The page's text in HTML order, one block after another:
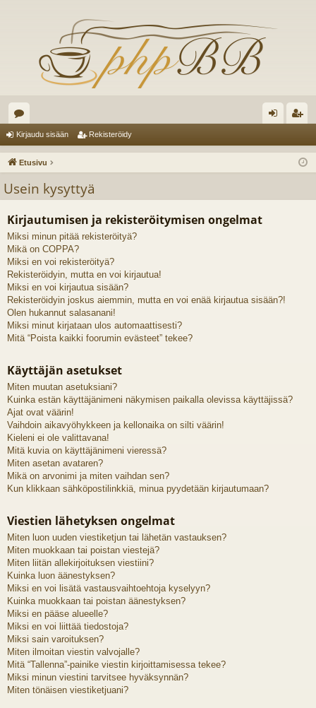
es
ku
el
ua
lu
ee
t
au
si
ist
öi
Kirjaudu sisään Rekisteröidy
Etusivu
Usein kysyttyä
Kirjautumisen ja rekisteröitymisen ongelmat
Miksi minun pitää rekisteröityä?
Mikä on COPPA?
Miksi en voi rekisteröityä?
Rekisteröidyin, mutta en voi kirjautua!
Miksi en voi kirjautua sisään?
Rekisteröidyin joskus aiemmin, mutta en voi enää kirjautua sisään?!
Olen hukannut salasanani!
Miksi minut kirjataan ulos automaattisesti?
Mitä “Poista kaikki foorumin evästeet” tekee?
Käyttäjän asetukset
Miten muutan asetuksiani?
Kuinka estän käyttäjänimeni näkymisen paikalla olevissa käyttäjissä?
Ajat ovat väärin!
Vaihdoin aikavyöhykkeen ja kellonaika on silti väärin!
Kieleni ei ole valittavana!
Mitä kuvia on käyttäjänimeni vieressä?
Miten asetan avataren?
Mikä on arvonimi ja miten vaihdan sen?
Kun klikkaan sähköpostilinkkiä, minua pyydetään kirjautumaan?
Viestien lähetyksen ongelmat
Miten luon uuden viestiketjun tai lähetän vastauksen?
Miten muokkaan tai poistan viestejä?
Miten liitän allekirjoituksen viestiini?
Kuinka luon äänestyksen?
Miksi en voi lisätä vastausvaihtoehtoja kyselyyn?
Kuinka muokkaan tai poistan äänestyksen?
Miksi en pääse alueelle?
Miksi en voi liittää tiedostoja?
Miksi sain varoituksen?
Miten ilmoitan viestin valvojalle?
Mitä “Tallenna”-painike viestin kirjoittamisessa tekee?
Miksi minun viestini tarvitsee hyväksynnän?
Miten tönäisen viestiketjuani?